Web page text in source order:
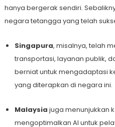
hanya bergerak sendiri.
negara tetangga yang telah
Singapura, misalnya, telah
transportasi, layanan publik,
berniat untuk mengadaptasi
yang diterapkan di negara ini.
Malaysia juga menunjukkan
mengoptimalkan AI untuk